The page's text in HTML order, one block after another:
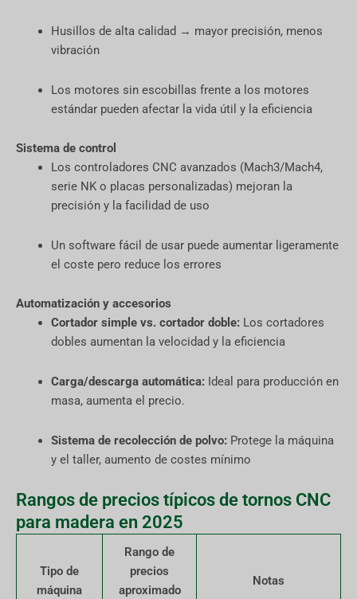
Husillos de alta calidad → mayor precisión, menos
vibración
Los motores sin escobillas frente a los motores
estándar pueden afectar la vida útil y la eficiencia
Sistema de control
Los controladores CNC avanzados (Mach3/Mach4,
serie NK o placas personalizadas) mejoran la
precisión y la facilidad de uso
Un software fácil de usar puede aumentar ligeramente
el coste pero reduce los errores
Automatización y accesorios
Cortador simple vs. cortador doble:Los cortadores
dobles aumentan la velocidad y la eficiencia
Carga/descarga automática:Ideal para producción en
masa, aumenta el precio.
Sistema de recolección de polvo:Protege la máquina
y el taller, aumento de costes mínimo
Rangos de precios típicos de tornos CNC
para madera en 2025
Tipo de
máquina
Rango de
precios
aproximado
Notas